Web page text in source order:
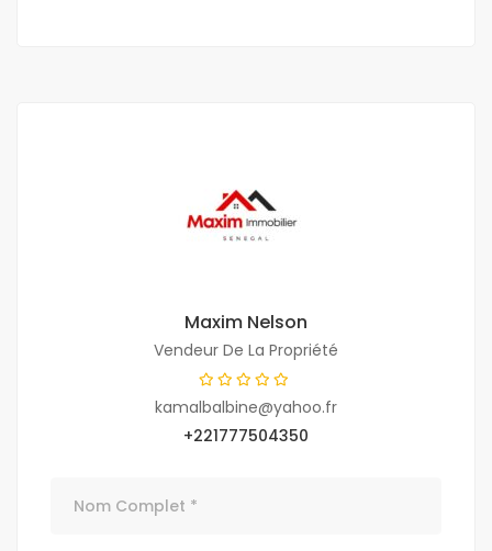
Maxim Nelson
Vendeur De La Propriété
kamalbalbine@yahoo.fr
+221777504350